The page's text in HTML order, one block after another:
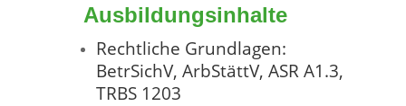
Ausbildungsinhalte
Rechtliche Grundlagen:
BetrSichV, ArbStättV, ASR A1.3,
TRBS 1203